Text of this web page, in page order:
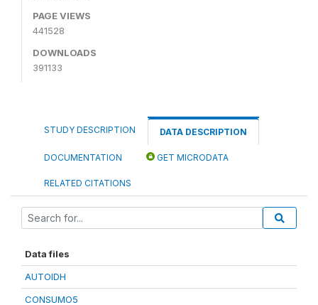
PAGE VIEWS
441528
DOWNLOADS
391133
STUDY DESCRIPTION DATA DESCRIPTION
DOCUMENTATION GET MICRODATA
RELATED CITATIONS
Data files
AUTOIDH
CONSUMO5